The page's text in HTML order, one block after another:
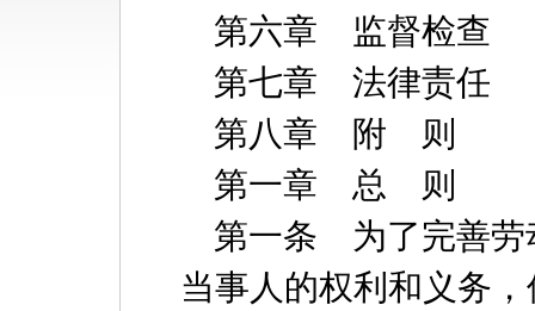
第六章 监督检查
第七章 法律责任
第八章 附 则
第一章 总 则
第一条 为了完善劳
当事人的权利和义务